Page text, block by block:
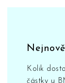
Kolik
částky u